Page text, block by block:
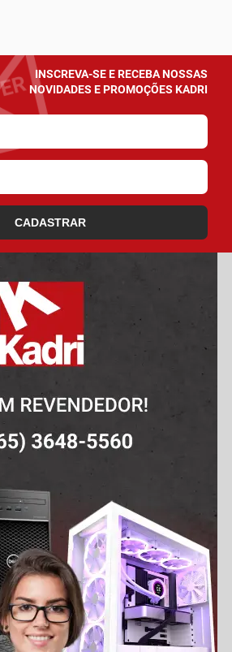
INSCREVA-SE E RECEBA NOSSAS
NOVIDADES E PROMOÇÕES KADRI
CADASTRAR